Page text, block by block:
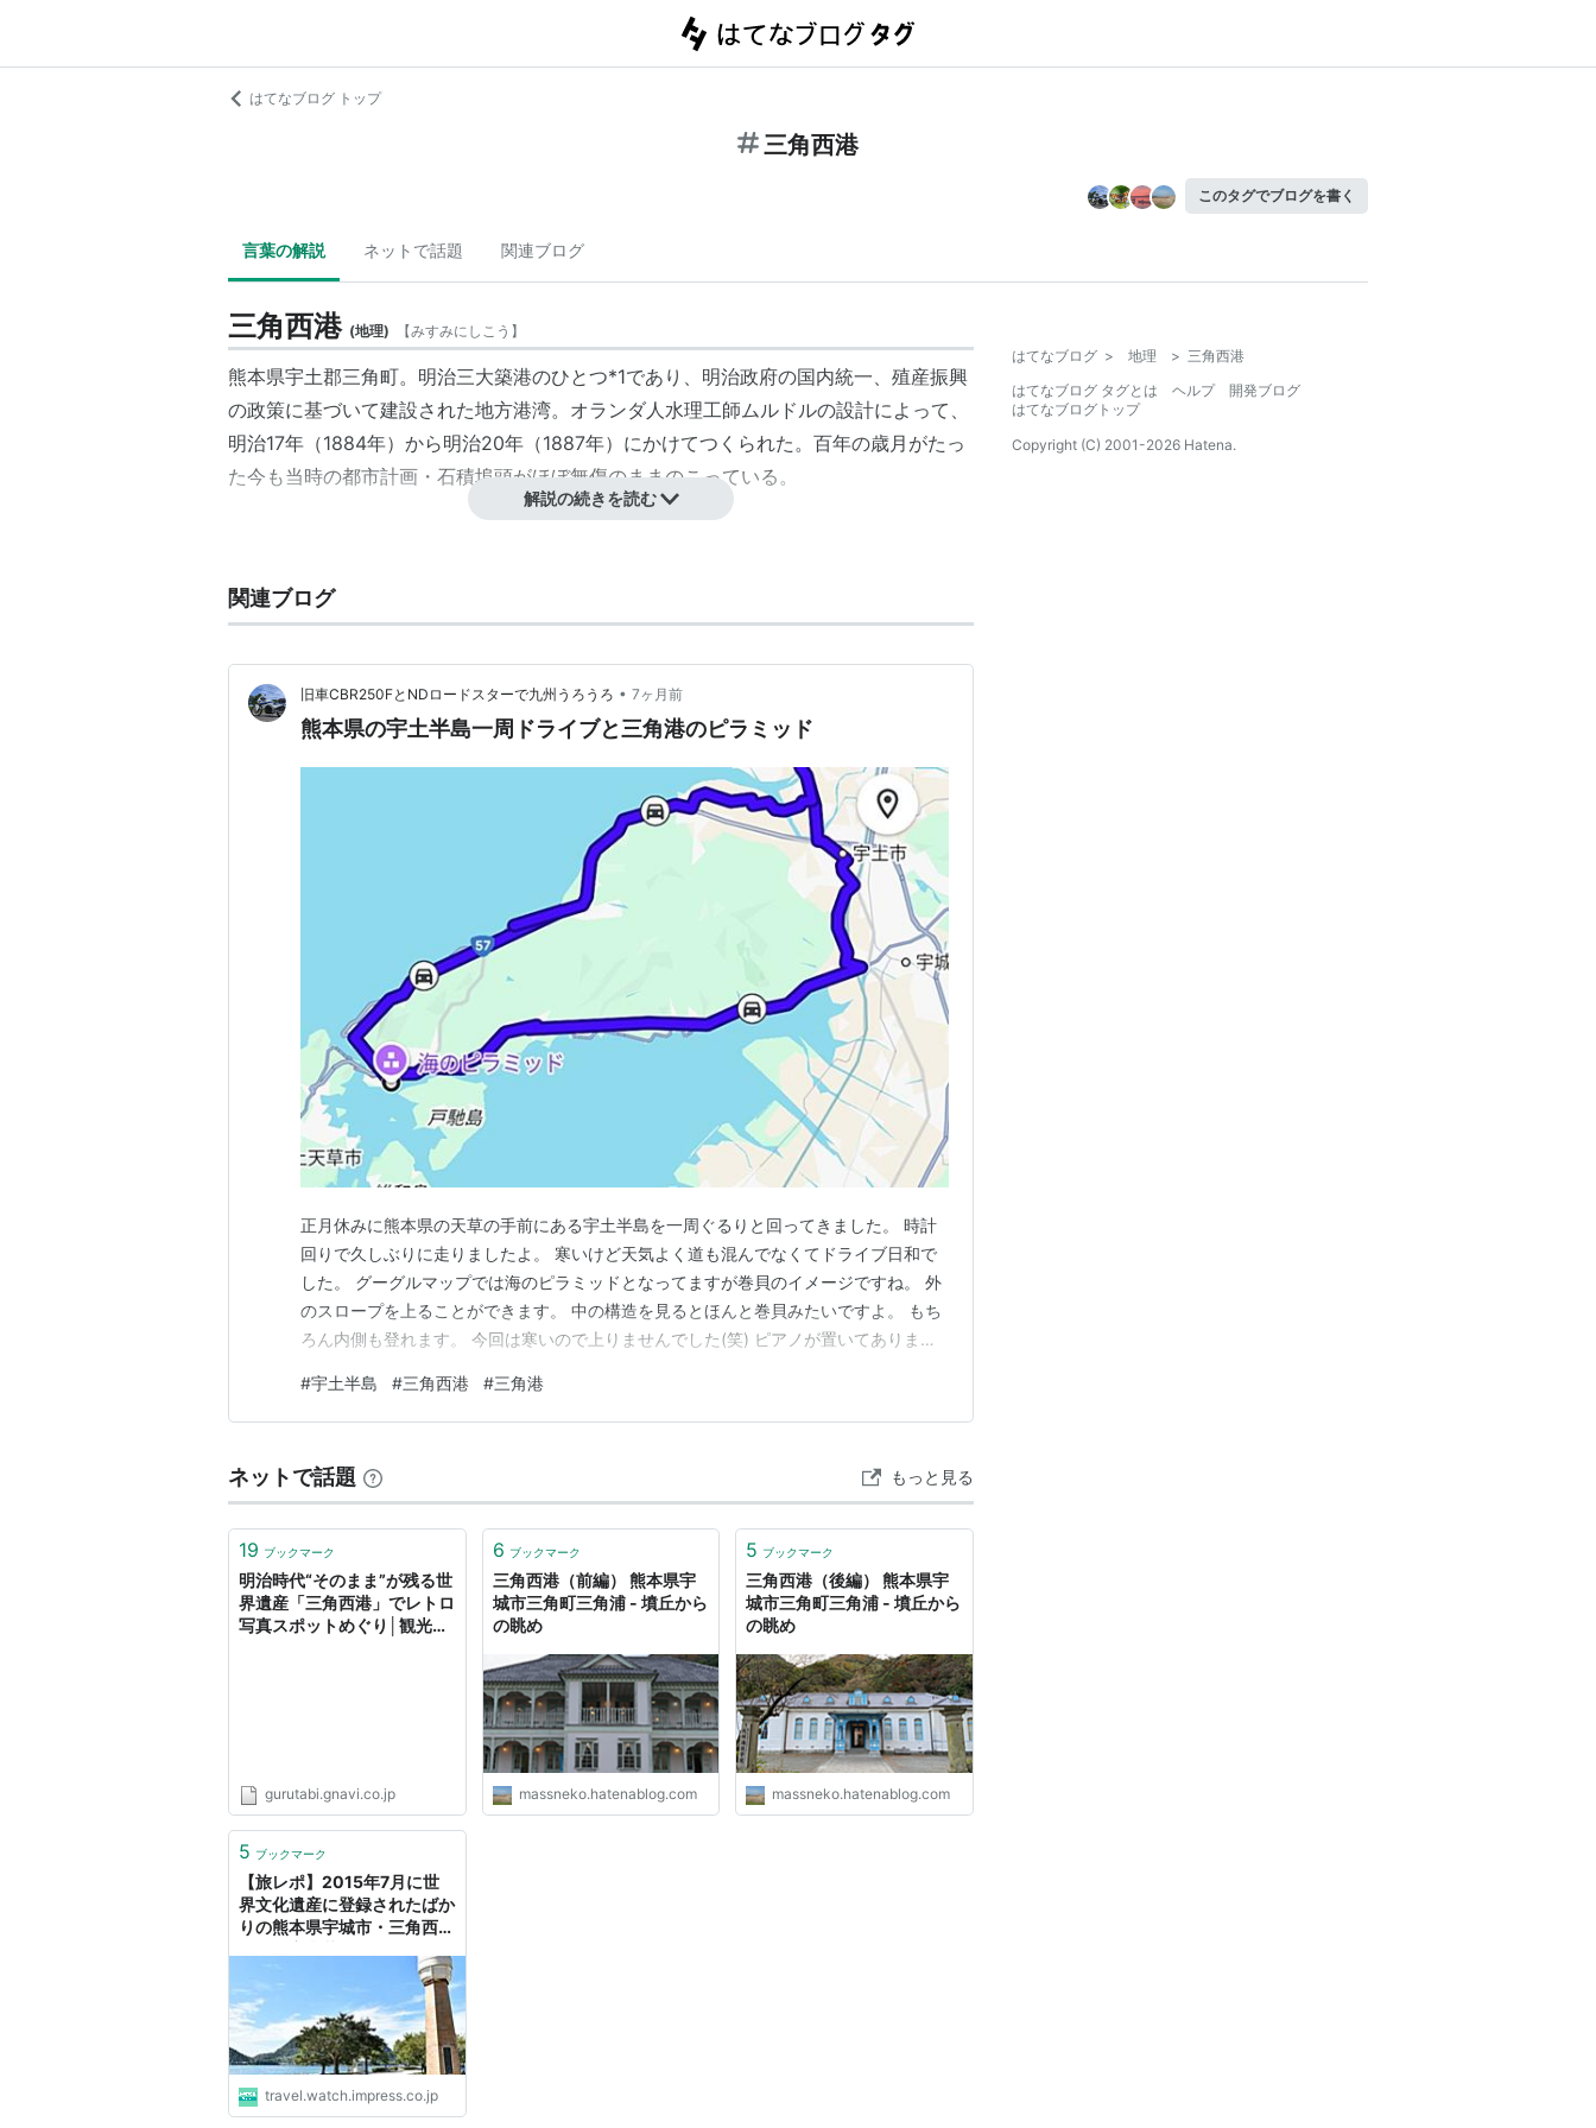
はてなブログ トップ
三角西港
このタグでブログを書く
言葉の解説 ネットで話題 関連ブログ
三角西港 (地理) 【みすみにしこう 】
熊本県宇土郡三角町。明治三大築港のひとつ*1であり、明治政府の国内統一、殖産振興
の政策に基づいて建設された地方港湾。オランダ人水理工師ムルドルの設計によって、
明治17年（1884年）から明治20年（1887年）にかけてつくられた。百年の歳月がたっ
た今も当時の都市計画・石積埠頭がほぼ無傷のままのこっている。
解説の続きを読む
関連ブログ
旧車CBR250FとNDロードスターで九州うろうろ • 7ヶ月前
熊本県の宇土半島一周ドライブと三角港のピラミッド
正月休みに熊本県の天草の手前にある宇土半島を一周ぐるりと回ってきました。 時計
回りで久しぶりに走りましたよ。 寒いけど天気よく道も混んでなくてドライブ日和で
した。 グーグルマップでは海のピラミッドとなってますが巻貝のイメージですね。 外
のスロープを上ることができます。 中の構造を見るとほんと巻貝みたいですよ。 もち
ろん内側も登れます。 今回は寒いので上りませんでした(笑) ピアノが置いてありまし
ロードスター！ カッコいいー！ 久しぶりに行ったコースなので新たな発見もあり面白
いドライブでした。
#宇土半島 #三角西港 #三角港
ネットで話題 もっと見る
19 ブックマーク
明治時代“そのまま”が残る世
界遺産「三角西港」でレトロ
写真スポットめぐり│観光・
gurutabi.gnavi.co.jp
6 ブックマーク
三角西港（前編） 熊本県宇
城市三角町三角浦 - 墳丘から
の眺め
massneko.hatenablog.com
5 ブックマーク
三角西港（後編） 熊本県宇
城市三角町三角浦 - 墳丘から
の眺め
massneko.hatenablog.com
5 ブックマーク
【旅レポ】2015年7月に世
界文化遺産に登録されたばか
りの熊本県宇城市・三角西港
travel.watch.impress.co.jp
はてなブログ > 地理 > 三角西港
はてなブログ タグとは
ヘルプ
開発ブログ
はてなブログトップ
Copyright (C) 2001-2026 Hatena.